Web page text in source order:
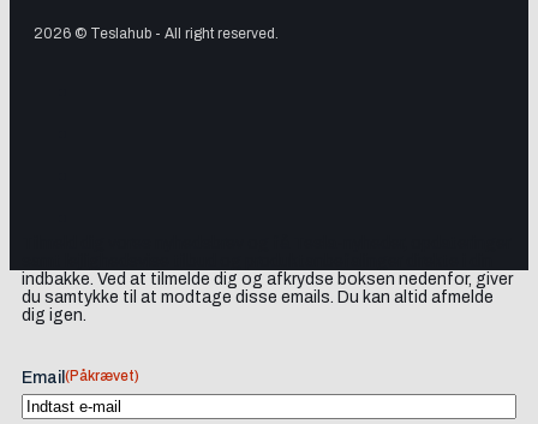
2026 © Teslahub - All right reserved.
indbakke. Ved at tilmelde dig og afkrydse boksen nedenfor, giver
du samtykke til at modtage disse emails. Du kan altid afmelde
dig igen.
Email (Påkrævet)